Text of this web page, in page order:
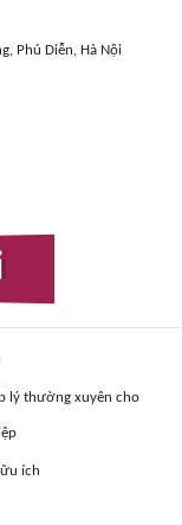
Phú Diễn, Hà Nội
lý thường xuyên cho
ích